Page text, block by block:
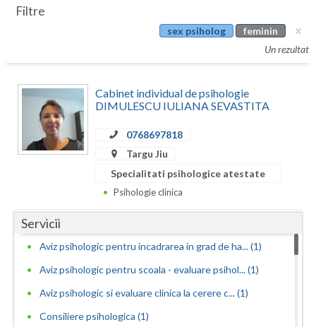
Botosani
Bucuresti
Buzau
Cluj
Constanta
Covasna
Dambovita
Articole
Cabinet
Membri
Filtre
sex psiholog
feminin
Un rezultat
Cabinet individual de psihologie
DIMULESCU IULIANA SEVASTITA
0768697818
Targu Jiu
Specialitati psihologice atestate
Psihologie clinica
Servicii
Aviz psihologic pentru incadrarea in grad de ha... (1)
Aviz psihologic pentru scoala - evaluare psihol... (1)
Aviz psihologic si evaluare clinica la cerere c... (1)
Consiliere psihologica (1)